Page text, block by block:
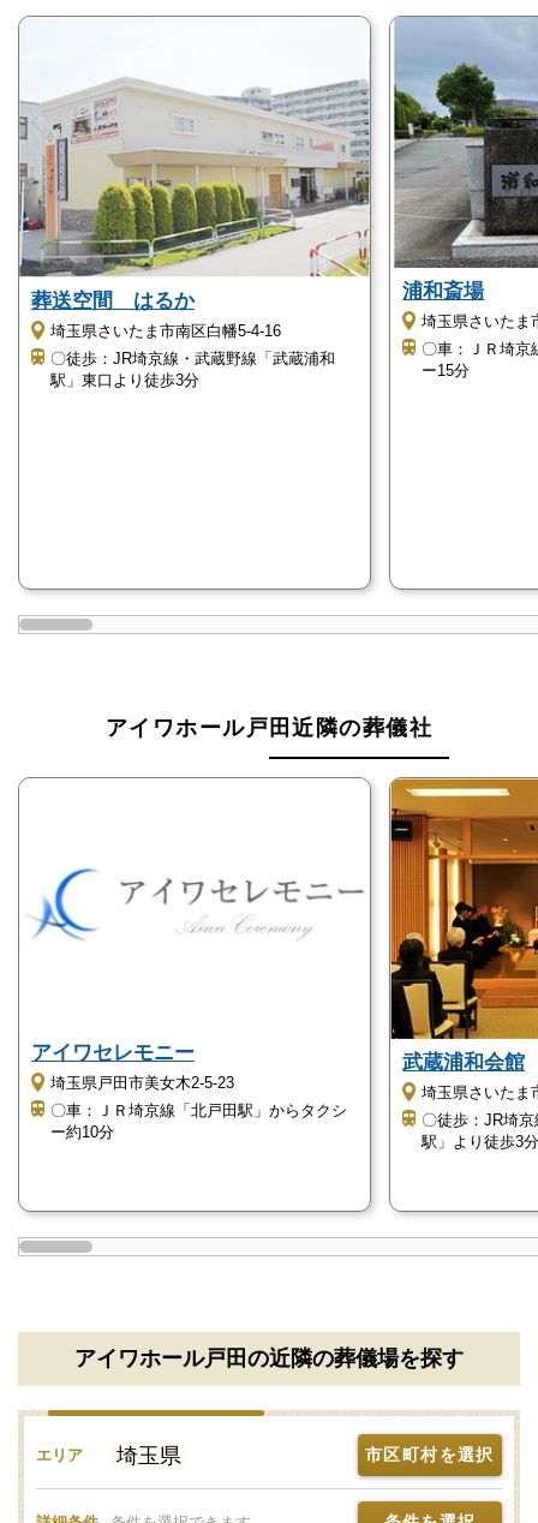
アイワホール戸田にはさまざまな特長がありますの
で、以下で詳しくご紹介いたします。
ご利用を検討されている方は、以下を参考にしてくだ
さい。
アイワホール戸田は安置設置時の面会ができま
アイワホール戸田は24時間対応の安置室を設けてお
り、安置室での面会が可能です。
万が一、故人の友人の方が面会に行く場合は事前に遺
族の了承をとり、後々トラブルにならないようにご注
安置室は、葬儀までの間ご遺体を預かっている大切な
面会時はマナーを守り、遺族の心情に配慮をお願いい
アイワホール戸田は宗教・宗派不問です
アイワホール戸田では、宗教・宗派によってご利用を
神道やキリスト教、無宗教の葬儀にも対応しておりま
すので、どなたでも安心してご利用いただけます。
宗教と葬儀は切り離しにくい関係にあるものです。
宗教によって葬儀方法や手順が異なりますので、足り
その際は、斎場スタッフもしくは葬儀社にご相談くだ
さい。
アイワホール戸田は、アイワセレモニー有限会社が運
1日1組貸切の家族葬専用式場であり、さまざまな設備
が充実しております。
葬送空間 はるか
埼玉県さいたま市南区白幡5-4-16
〇徒歩：JR埼京線・武蔵野線「武蔵浦和
駅」東口より徒歩3分
浦和斎場
埼玉県さいたま
〇車：ＪＲ埼京
ー15分
アイワホール戸田近隣の葬儀社
アイワセレモニー
埼玉県戸田市美女木2-5-23
〇車：ＪＲ埼京線「北戸田駅」からタクシ
ー約10分
武蔵浦和会館
埼玉県さいたま
〇徒歩：JR埼
駅」より徒歩3
アイワホール戸田の近隣の葬儀場を探す
エリア 埼玉県 市区町村を選択